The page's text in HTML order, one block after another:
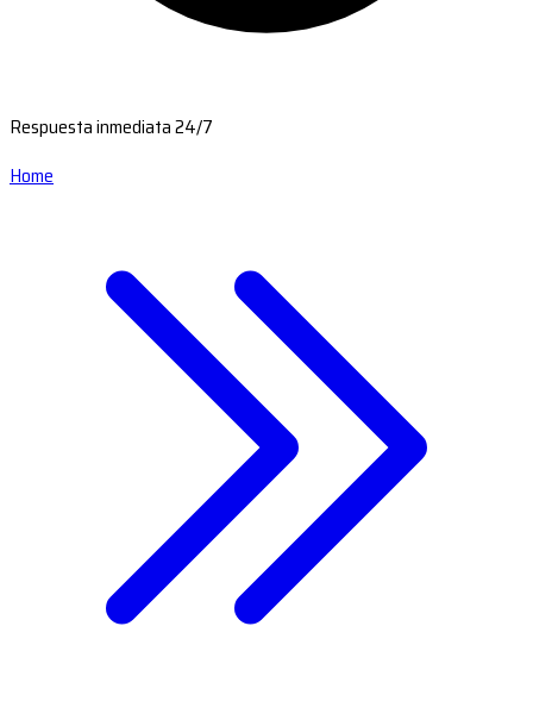
Respuesta inmediata 24/7
Home